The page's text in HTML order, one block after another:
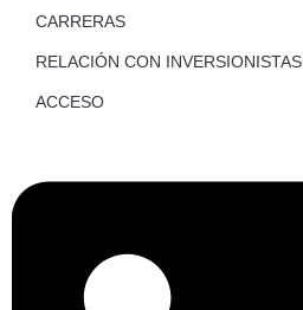
CARRERAS
RELACIÓN CON INVERSIONISTAS
ACCESO